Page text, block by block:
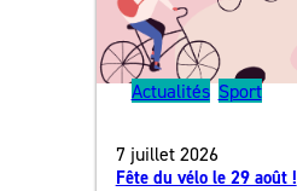
Actualités, Sport
7 juillet 2026
Fête du vélo le 29 août !